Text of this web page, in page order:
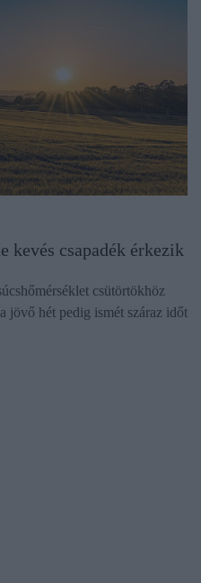
kevés csapadék érkezik
csütörtökhöz
jövő hét pedig ismét száraz időt